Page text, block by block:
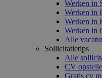
Werken in
Werken in
Werken in
Werken in
Alle
Sollicitatietips
Alle
CV
Gratis cv